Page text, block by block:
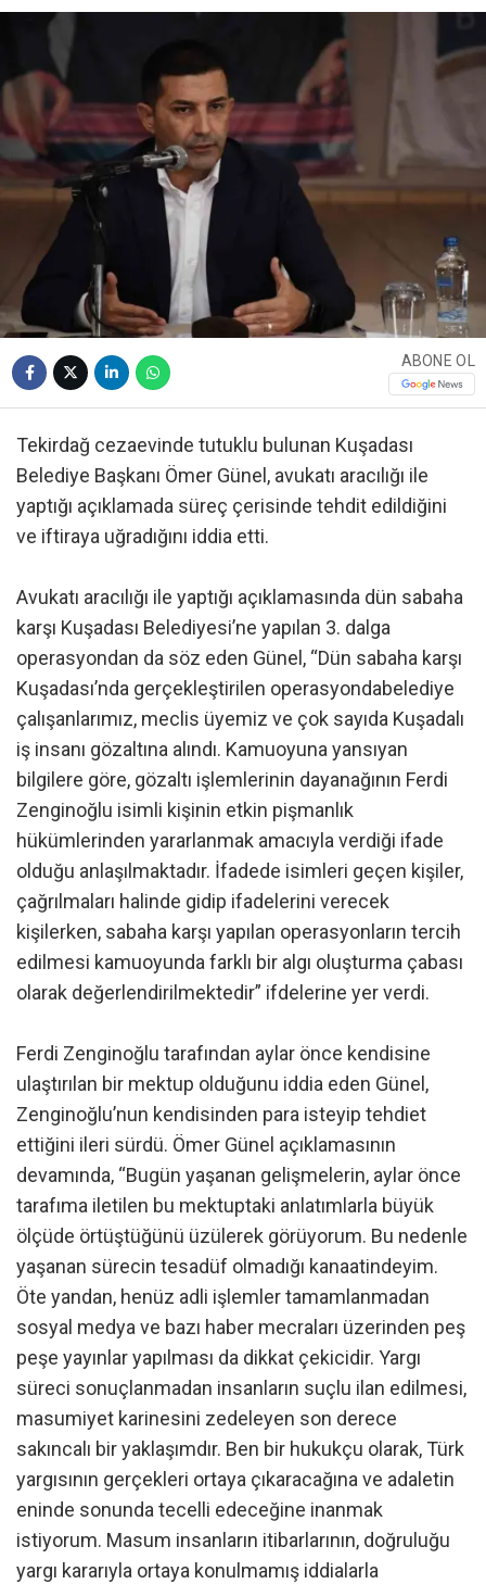
ABONE OL
Tekirdağ cezaevinde tutuklu bulunan Kuşadası
Belediye Başkanı Ömer Günel, avukatı aracılığı ile
yaptığı açıklamada süreç çerisinde tehdit edildiğini
ve iftiraya uğradığını iddia etti.
Avukatı aracılığı ile yaptığı açıklamasında dün sabaha
karşı Kuşadası Belediyesi’ne yapılan 3. dalga
operasyondan da söz eden Günel, “Dün sabaha karşı
Kuşadası’nda gerçekleştirilen operasyondabelediye
çalışanlarımız, meclis üyemiz ve çok sayıda Kuşadalı
iş insanı gözaltına alındı. Kamuoyuna yansıyan
bilgilere göre, gözaltı işlemlerinin dayanağının Ferdi
Zenginoğlu isimli kişinin etkin pişmanlık
hükümlerinden yararlanmak amacıyla verdiği ifade
olduğu anlaşılmaktadır. İfadede isimleri geçen kişiler,
çağrılmaları halinde gidip ifadelerini verecek
kişilerken, sabaha karşı yapılan operasyonların tercih
edilmesi kamuoyunda farklı bir algı oluşturma çabası
olarak değerlendirilmektedir” ifdelerine yer verdi.
Ferdi Zenginoğlu tarafından aylar önce kendisine
ulaştırılan bir mektup olduğunu iddia eden Günel,
Zenginoğlu’nun kendisinden para isteyip tehdiet
ettiğini ileri sürdü. Ömer Günel açıklamasının
devamında, “Bugün yaşanan gelişmelerin, aylar önce
tarafıma iletilen bu mektuptaki anlatımlarla büyük
ölçüde örtüştüğünü üzülerek görüyorum. Bu nedenle
yaşanan sürecin tesadüf olmadığı kanaatindeyim.
Öte yandan, henüz adli işlemler tamamlanmadan
sosyal medya ve bazı haber mecraları üzerinden peş
peşe yayınlar yapılması da dikkat çekicidir. Yargı
süreci sonuçlanmadan insanların suçlu ilan edilmesi,
masumiyet karinesini zedeleyen son derece
sakıncalı bir yaklaşımdır. Ben bir hukukçu olarak, Türk
yargısının gerçekleri ortaya çıkaracağına ve adaletin
eninde sonunda tecelli edeceğine inanmak
istiyorum. Masum insanların itibarlarının, doğruluğu
yargı kararıyla ortaya konulmamış iddialarla